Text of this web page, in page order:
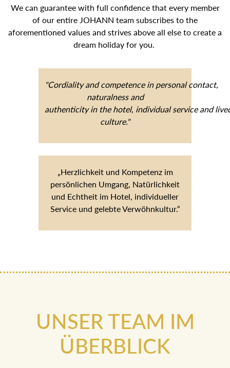
We can guarantee with full confidence that every member
of our entire JOHANN team subscribes to the
aforementioned values and strives above all else to create a
dream holiday for you.
"Cordiality and competence in personal contact,
naturalness and
authenticity in the hotel, individual service and
culture."
„Herzlichkeit und Kompetenz im
persönlichen Umgang, Natürlichkeit
und Echtheit im Hotel, individueller
Service und gelebte Verwöhnkultur.“
UNSER TEAM IM
ÜBERBLICK